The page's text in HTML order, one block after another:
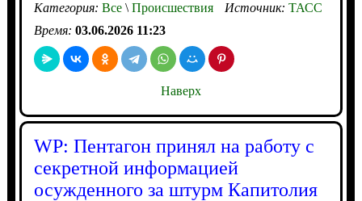
Категория: Все\Происшествия Источник: ТАСС
Время: 03.06.2026 11:23
Наверх
WP: Пентагон принял на работу с
секретной информацией
осужденного за штурм Капитолия